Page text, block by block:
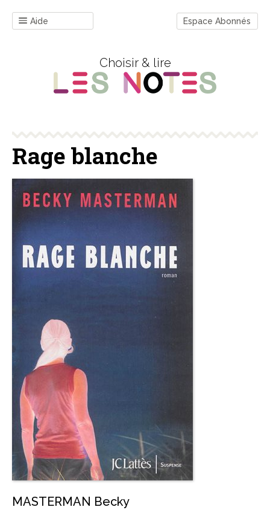
Aide Espace Abonnés
Choisir & lire
Rage blanche
MASTERMAN Becky